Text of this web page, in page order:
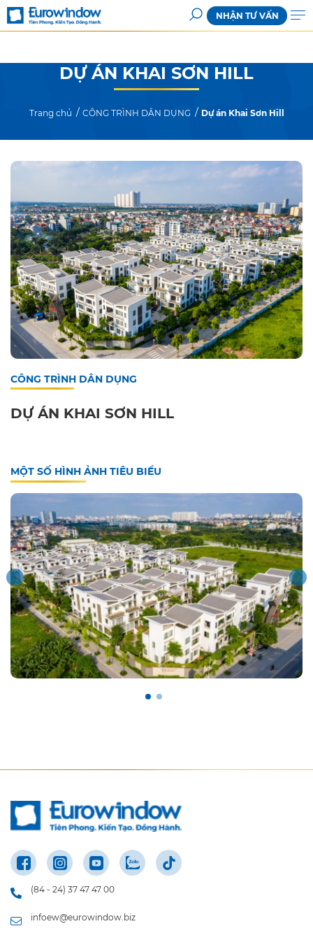
NHẬN TƯ VẤN
DỰ ÁN KHAI SƠN HILL
Trang chủ CÔNG TRÌNH DÂN DỤNG Dự án Khai Sơn Hill
CÔNG TRÌNH DÂN DỤNG
DỰ ÁN KHAI SƠN HILL
MỘT SỐ HÌNH ẢNH TIÊU BIỂU
(84 - 24) 37 47 47 00
infoew@eurowindow.biz